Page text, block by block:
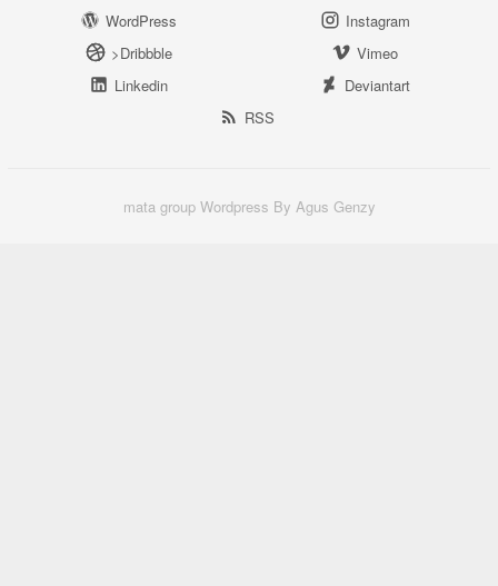
WordPress
Instagram
>Dribbble
Vimeo
Linkedin
Deviantart
RSS
mata group Wordpress By Agus Genzy